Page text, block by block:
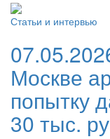
Статьи и интервью
Москве
попытку
30 тыс.